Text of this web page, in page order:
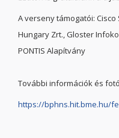
A verseny támogatói:
Hungary Zrt., Gloster
PONTIS Alapítvány
További információk és
https://bphns.hit.bme.hu/